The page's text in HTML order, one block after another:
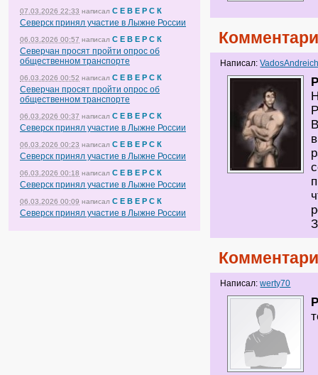
07.03.2026 22:33 написал С Е В Е Р С К
Северск принял участие в Лыжне России
06.03.2026 00:57 написал С Е В Е Р С К
Северчан просят пройти опрос об
общественном транспорте
06.03.2026 00:52 написал С Е В Е Р С К
Северчан просят пройти опрос об
общественном транспорте
06.03.2026 00:37 написал С Е В Е Р С К
Северск принял участие в Лыжне России
06.03.2026 00:23 написал С Е В Е Р С К
Северск принял участие в Лыжне России
06.03.2026 00:18 написал С Е В Е Р С К
Северск принял участие в Лыжне России
06.03.2026 00:09 написал С Е В Е Р С К
Северск принял участие в Лыжне России
Написал:
Написал:werty70